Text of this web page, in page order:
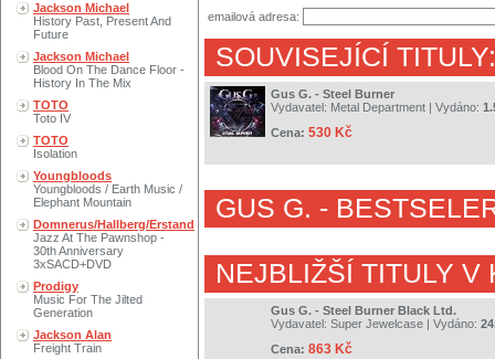
Jackson Michael
History Past, Present And
Future
Jackson Michael
Blood On The Dance Floor -
History In The Mix
TOTO
Toto IV
TOTO
Isolation
Youngbloods
Youngbloods / Earth Music /
Elephant Mountain
Domnerus/Hallberg/Erstand
Jazz At The Pawnshop -
30th Anniversary
3xSACD+DVD
Prodigy
Music For The Jilted
Generation
Jackson Alan
Freight Train
emailová adresa:
SOUVISEJÍCÍ TITULY:
Gus G. - Steel Burner
Vydavatel: Metal Department | Vydáno:
Cena: 530 Kč
GUS G. -
NEJBLIŽŠÍ TITULY V
Gus G. - Steel Burner Black Ltd.
Vydavatel: Super Jewelcase | Vydáno:
Cena: 863 Kč